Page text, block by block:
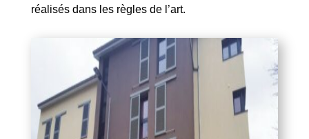
réalisés dans les règles de l’art.